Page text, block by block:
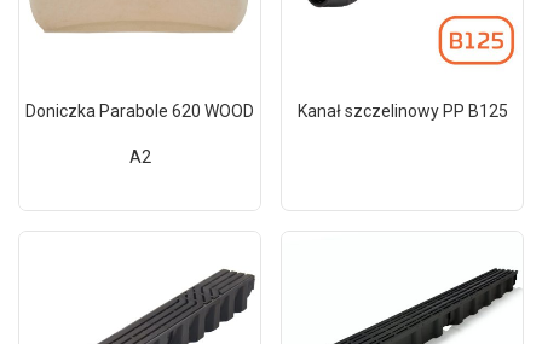
Doniczka Parabole 620 WOOD
A2
Kanał szczelinowy PP B125